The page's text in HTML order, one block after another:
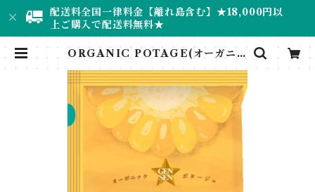
配送料全国一律料金【離れ島含む】★18,000円以
上ご購入で配送料無料★
ORGANIC POTAGE(オーガニッ
門店＊RUMINEE